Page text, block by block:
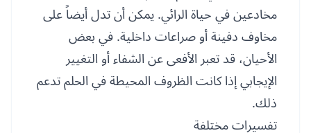
مخادعين في حياة الرائي. يمكن أن تدل أيضاً على
مخاوف دفينة أو صراعات داخلية. في بعض
الأحيان، قد تعبر الأفعى عن الشفاء أو التغيير
الإيجابي إذا كانت الظروف المحيطة في الحلم تدعم
ذلك.
تفسيرات مختلفة